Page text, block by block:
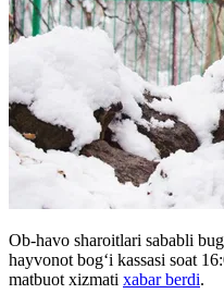
Ob-havo sharoitlari sababli
hayvonot bog‘i kassasi soat
matbuot xizmati xabar berdi.